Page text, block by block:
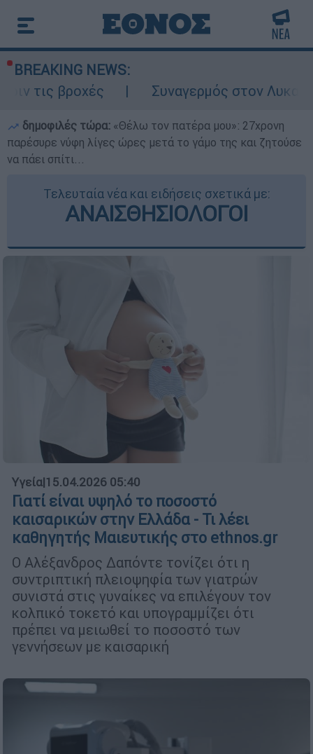
BREAKING NEWS:
Συναγερμός στον Λυκαβηττό: Σορός
δημοφιλές τώρα: «Θέλω τον πατέρα μου»: 27χρονη
παρέσυρε νύφη λίγες ώρες μετά το γάμο της και ζητούσε
να πάει σπίτι...
Τελευταία νέα και ειδήσεις σχετικά με:
ΑΝΑΙΣΘΗΣΙΟΛΟΓΟΙ
Υγεία|15.04.2026 05:40
Γιατί είναι υψηλό το ποσοστό
καισαρικών στην Ελλάδα - Τι λέει
καθηγητής Μαιευτικής στο ethnos.gr
Ο Αλέξανδρος Δαπόντε τονίζει ότι η
συντριπτική πλειοψηφία των γιατρών
συνιστά στις γυναίκες να επιλέγουν τον
κολπικό τοκετό και υπογραμμίζει ότι
πρέπει να μειωθεί το ποσοστό των
γεννήσεων με καισαρική